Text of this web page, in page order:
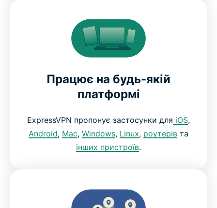
Працює на будь-якій
платформі
ExpressVPN пропонує застосунки для iOS,
Android, Mac, Windows, Linux, роутерів та
інших пристроїв.